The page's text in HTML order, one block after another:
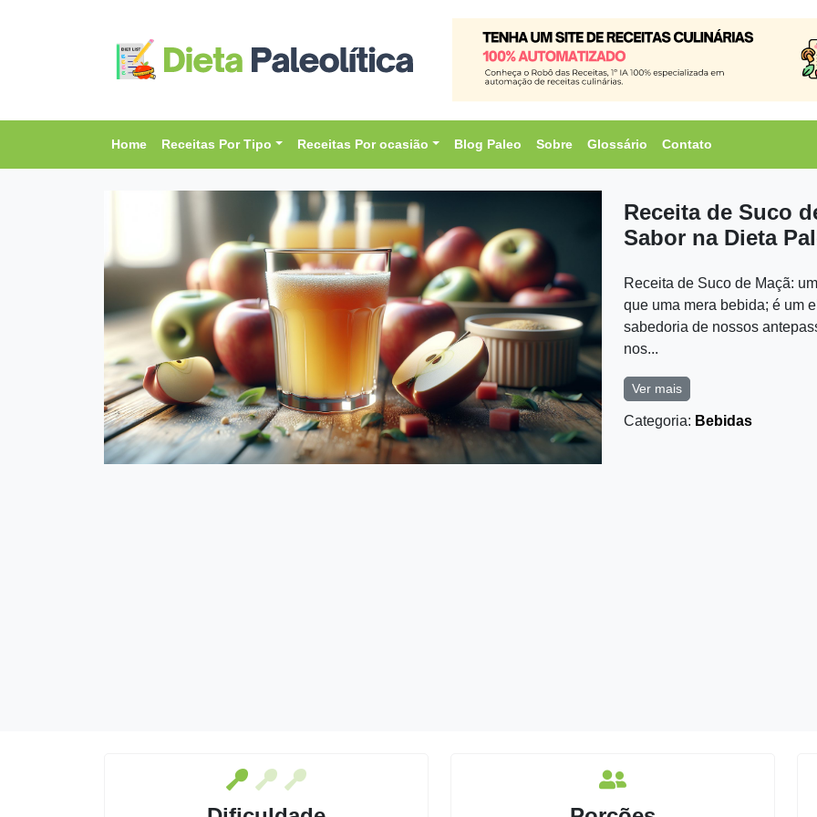
Home Receitas Por Tipo Receitas Por ocasião Blog Paleo Sobre Glossário Contato
Receita de Suco
Sabor na Dieta
Receita de Suco de Maçã:
que uma mera bebida; é um
sabedoria de nossos
nos...
Ver mais
Categoria: Bebidas